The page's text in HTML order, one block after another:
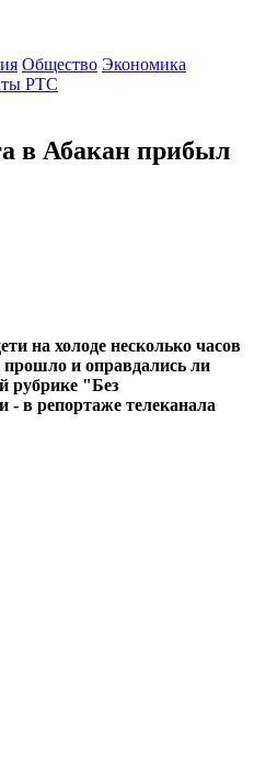
Общество Экономика
РТС
в Абакан прибыл
на холоде несколько часов
прошло и оправдались ли
рубрике "Без
в репортаже телеканала